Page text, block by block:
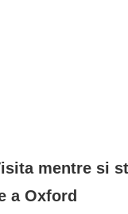
mentre si
a Oxford